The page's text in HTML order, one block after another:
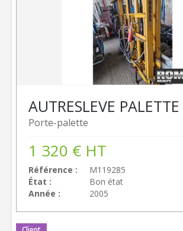
Porte-palette
AUTRESLEVE PALETTE
Référence
M119285
État
Bon état
Année
2005
1 320 € HT